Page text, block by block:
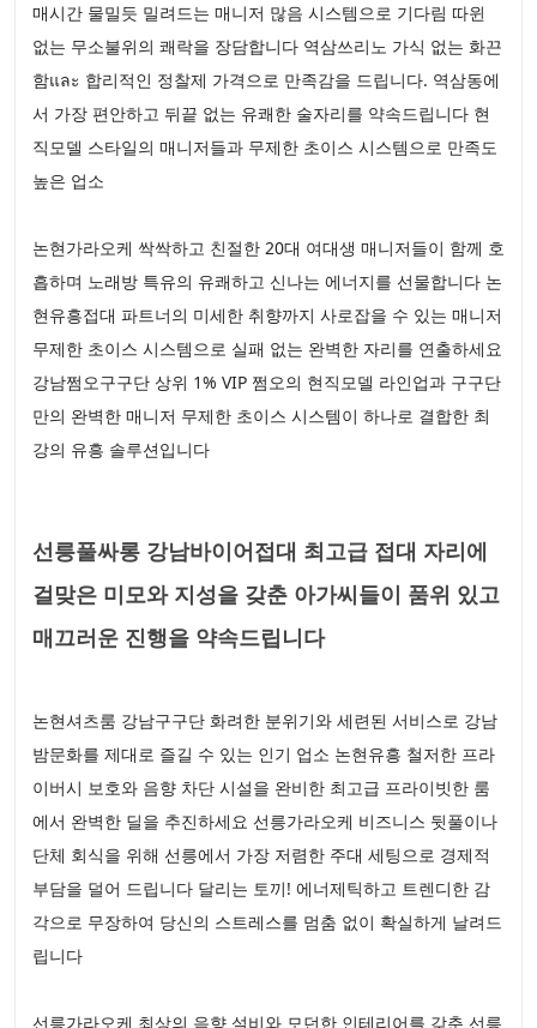
매시간 물밀듯 밀려드는 매니저 많음 시스템으로 기다림 따윈
없는 무소불위의 쾌락을 장담합니다 역삼쓰리노 가식 없는 화끈
함และ 합리적인 정찰제 가격으로 만족감을 드립니다. 역삼동에
서 가장 편안하고 뒤끝 없는 유쾌한 술자리를 약속드립니다 현
직모델 스타일의 매니저들과 무제한 초이스 시스템으로 만족도
높은 업소
논현가라오케 싹싹하고 친절한 20대 여대생 매니저들이 함께 호
흡하며 노래방 특유의 유쾌하고 신나는 에너지를 선물합니다 논
현유흥접대 파트너의 미세한 취향까지 사로잡을 수 있는 매니저
무제한 초이스 시스템으로 실패 없는 완벽한 자리를 연출하세요
강남쩜오구구단 상위 1% VIP 쩜오의 현직모델 라인업과 구구단
만의 완벽한 매니저 무제한 초이스 시스템이 하나로 결합한 최
강의 유흥 솔루션입니다
선릉풀싸롱 강남바이어접대 최고급 접대 자리에
걸맞은 미모와 지성을 갖춘 아가씨들이 품위 있고
매끄러운 진행을 약속드립니다
논현셔츠룸 강남구구단 화려한 분위기와 세련된 서비스로 강남
밤문화를 제대로 즐길 수 있는 인기 업소 논현유흥 철저한 프라
이버시 보호와 음향 차단 시설을 완비한 최고급 프라이빗한 룸
에서 완벽한 딜을 추진하세요 선릉가라오케 비즈니스 뒷풀이나
단체 회식을 위해 선릉에서 가장 저렴한 주대 세팅으로 경제적
부담을 덜어 드립니다 달리는 토끼! 에너제틱하고 트렌디한 감
각으로 무장하여 당신의 스트레스를 멈춤 없이 확실하게 날려드
립니다
선릉가라오케 최상의 음향 설비와 모던한 인테리어를 갖춘 선릉